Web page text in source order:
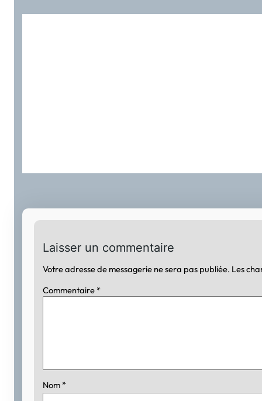
Laisser un commentaire
Votre adresse de messagerie ne sera pas publiée. Les
Commentaire *
Nom *